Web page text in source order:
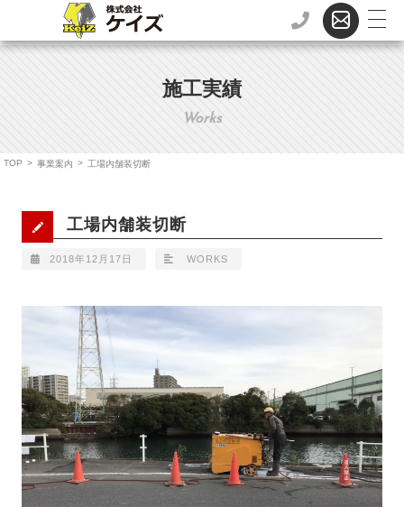
施工実績
Works
TOP > 事業案内 > 工場内舗装切断
工場内舗装切断
2018年12月17日 WORKS